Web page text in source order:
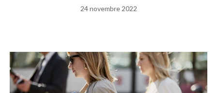
24 novembre 2022